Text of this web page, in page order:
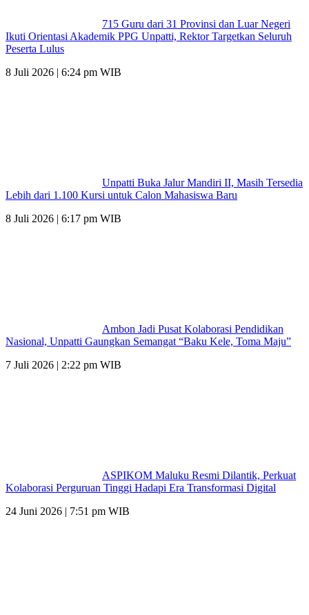
715 Guru dari 31 Provinsi dan Luar Negeri
Ikuti Orientasi Akademik PPG Unpatti, Rektor Targetkan Seluruh
Peserta Lulus
8 Juli 2026 | 6:24 pm WIB
Unpatti Buka Jalur Mandiri II, Masih Tersedia
Lebih dari 1.100 Kursi untuk Calon Mahasiswa Baru
8 Juli 2026 | 6:17 pm WIB
Ambon Jadi Pusat Kolaborasi Pendidikan
Nasional, Unpatti Gaungkan Semangat “Baku Kele, Toma Maju”
7 Juli 2026 | 2:22 pm WIB
ASPIKOM Maluku Resmi Dilantik, Perkuat
Kolaborasi Perguruan Tinggi Hadapi Era Transformasi Digital
24 Juni 2026 | 7:51 pm WIB